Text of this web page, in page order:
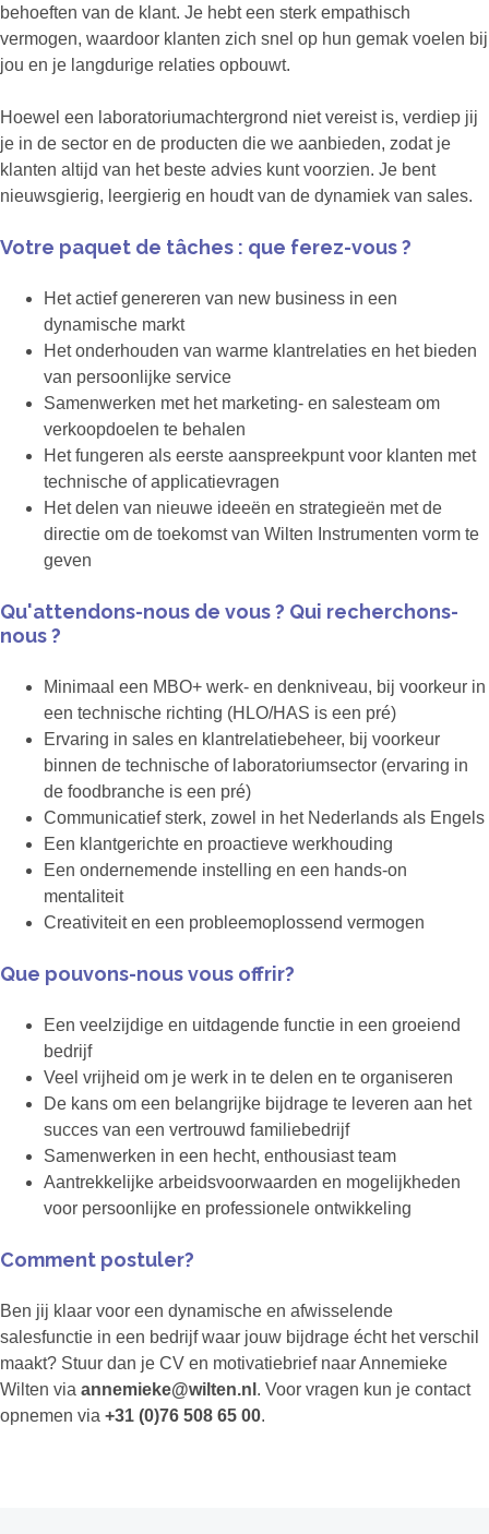
behoeften van de klant. Je hebt een sterk empathisch
vermogen, waardoor klanten zich snel op hun gemak voelen bij
jou en je langdurige relaties opbouwt.
Hoewel een laboratoriumachtergrond niet vereist is, verdiep jij
je in de sector en de producten die we aanbieden, zodat je
klanten altijd van het beste advies kunt voorzien. Je bent
nieuwsgierig, leergierig en houdt van de dynamiek van sales.
Votre paquet de tâches : que ferez-vous ?
Het actief genereren van new business in een
dynamische markt
Het onderhouden van warme klantrelaties en het bieden
van persoonlijke service
Samenwerken met het marketing- en salesteam om
verkoopdoelen te behalen
Het fungeren als eerste aanspreekpunt voor klanten met
technische of applicatievragen
Het delen van nieuwe ideeën en strategieën met de
directie om de toekomst van Wilten Instrumenten vorm te
geven
Qu'attendons-nous de vous ? Qui recherchons-
nous ?
Minimaal een MBO+ werk- en denkniveau, bij voorkeur in
een technische richting (HLO/HAS is een pré)
Ervaring in sales en klantrelatiebeheer, bij voorkeur
binnen de technische of laboratoriumsector (ervaring in
de foodbranche is een pré)
Communicatief sterk, zowel in het Nederlands als Engels
Een klantgerichte en proactieve werkhouding
Een ondernemende instelling en een hands-on
mentaliteit
Creativiteit en een probleemoplossend vermogen
Que pouvons-nous vous offrir?
Een veelzijdige en uitdagende functie in een groeiend
bedrijf
Veel vrijheid om je werk in te delen en te organiseren
De kans om een belangrijke bijdrage te leveren aan het
succes van een vertrouwd familiebedrijf
Samenwerken in een hecht, enthousiast team
Aantrekkelijke arbeidsvoorwaarden en mogelijkheden
voor persoonlijke en professionele ontwikkeling
Comment postuler?
Ben jij klaar voor een dynamische en afwisselende
salesfunctie in een bedrijf waar jouw bijdrage écht het verschil
maakt? Stuur dan je CV en motivatiebrief naar Annemieke
Wilten via annemieke@wilten.nl . Voor vragen kun je contact
opnemen via +31 (0)76 508 65 00.